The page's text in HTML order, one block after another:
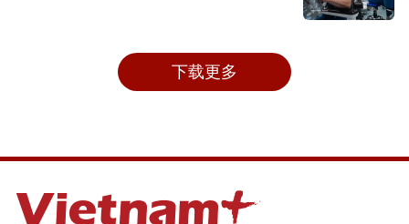
下载更多